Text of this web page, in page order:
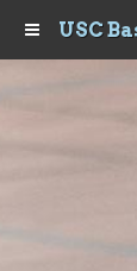
USC